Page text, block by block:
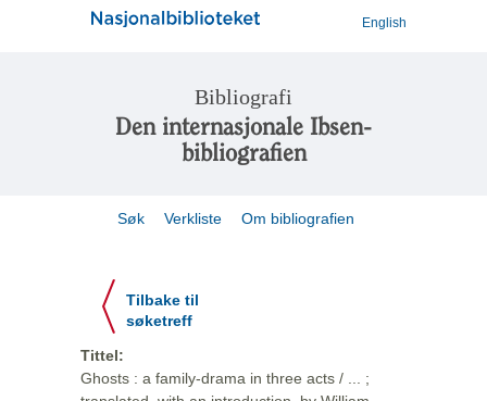
English
Bibliografi
Den internasjonale Ibsen-
bibliografien
Søk Verkliste Om bibliografien
Tilbake til
søketreff
Tittel:
Ghosts : a family-drama in three acts / ... ;